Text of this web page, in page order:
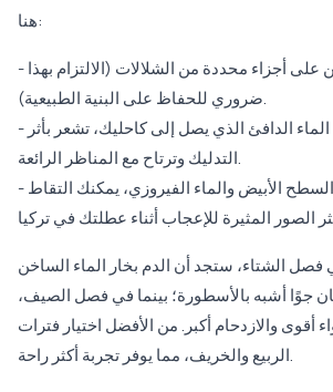
هنا:
- تسير حافي القدمين على أجزاء محددة من الشلالات (الالتزام بهذا
ضروري للحفاظ على البنية الطبيعية).
- بينما تمشي في الماء الدافئ الذي يصل إلى كاحليك، تشعر بأثر
التدليك وترتاح مع المناظر الرائعة.
- بفضل التباين بين السطح الأبيض والماء الفيروزي، يمكنك التقاط
فصل الشتاء، ستجد أن الدم بخار الماء الساخن
جوًا أشبه بالأسطورة؛ بينما في فصل الصيف،
أقوى والازدحام أكبر. من الأفضل اختيار فترات
الربيع والخريف، مما يوفر تجربة أكثر راحة.